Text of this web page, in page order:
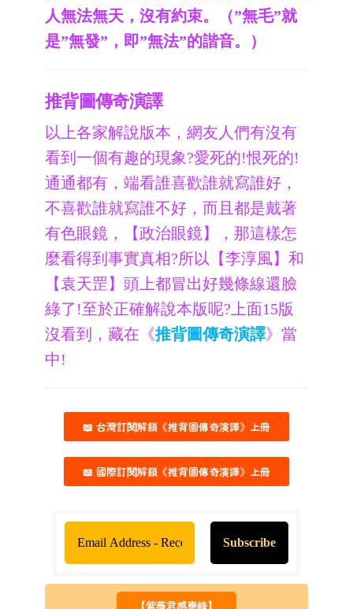
人無法無天，沒有約束。（”無毛”就
是”無發”，即”無法”的諧音。）
推背圖傳奇演譯
以上各家解說版本，網友人們有沒有
看到一個有趣的現象?愛死的!恨死的!
通通都有，端看誰喜歡誰就寫誰好，
不喜歡誰就寫誰不好，而且都是戴著
有色眼鏡，【政治眼鏡】，那這樣怎
麼看得到事實真相?所以【李淳風】和
【袁天罡】頭上都冒出好幾條線還臉
綠了!至於正確解說本版呢?上面15版
沒看到，藏在《推背圖傳奇演譯》當
中!
📖 台灣訂閱解鎖《推背圖傳奇演譯》上冊
📖 國際訂閱解鎖《推背圖傳奇演譯》上冊
【紫薇君感應錄】